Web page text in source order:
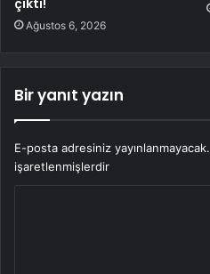
Ağustos 6, 2026
Bir yanıt yazın
E-posta adresiniz yayınlanmayacak.
işaretlenmişlerdir